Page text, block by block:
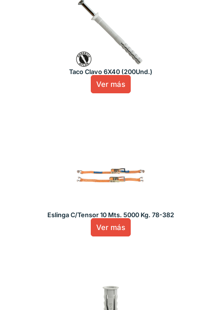
Taco Clavo 6X40 (200Und.)
Ver más
Eslinga C/Tensor 10 Mts. 5000 Kg. 78-382
Ver más